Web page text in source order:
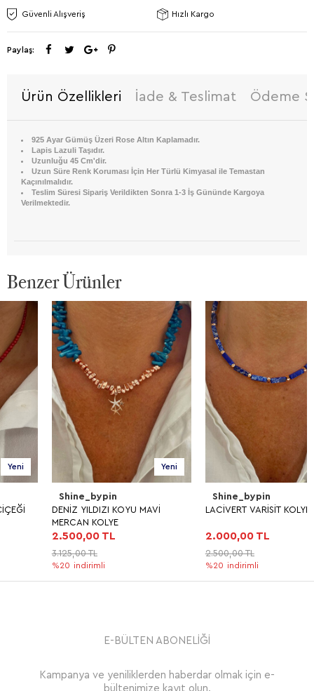
Güvenli Alışveriş Hızlı Kargo
Paylaş:
Ürün Özellikleri İade & Teslimat Ödeme
925 Ayar Gümüş Üzeri Rose Altın Kaplamadır.
Lapis Lazuli Taşıdır.
Uzunluğu 45 Cm'dir.
Uzun Süre Renk Koruması İçin Her Türlü Kimyasal ile Temastan
Kaçınılmalıdır.
Teslim Süresi Sipariş Verildikten Sonra 1-3 İş Gününde Kargoya
Verilmektedir.
Benzer Ürünler
Shine_bypin
DENİZ YILDIZI KOYU MAVİ
MERCAN KOLYE
2.500,00 TL
3.125,00 TL
indirimli
Shine_bypin
LACİVERT VARİSİT KOLYE
2.000,00 TL
2.500,00 TL
indirimli
E-BÜLTEN ABONELİĞİ
Kampanya ve yeniliklerden haberdar olmak için e-
bültenimize kayıt olun.